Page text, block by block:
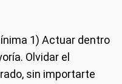
1) Actuar dentro
Olvidar el
sin importarte